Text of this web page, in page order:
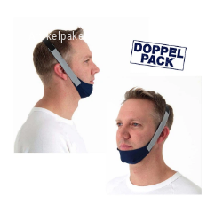
Artikelpaket